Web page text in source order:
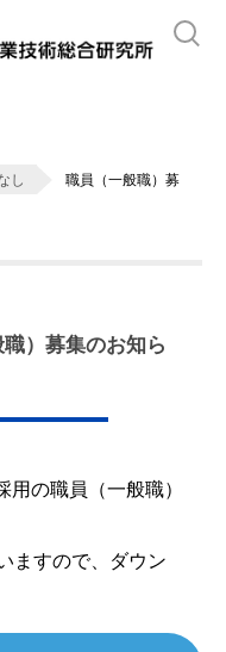
し
職員（一般職）募
）募集のお知ら
の職員（一般職）
ますので、ダウン